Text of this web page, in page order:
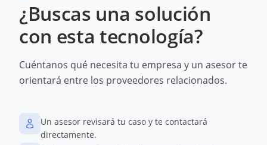
¿Buscas una solución
con esta tecnología?
Cuéntanos qué necesita tu empresa y un asesor te
orientará entre los proveedores relacionados.
Un asesor revisará tu caso y te contactará
directamente.